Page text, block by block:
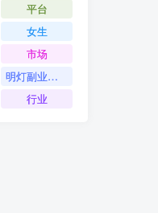
平台
女生
市场
明灯副业千计
行业